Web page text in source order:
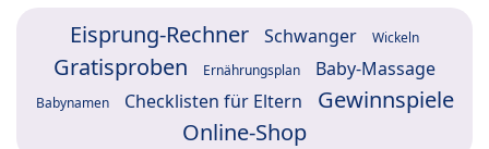
Eisprung-Rechner Schwanger Wickeln
Gratisproben Ernährungsplan Baby-Massage
Babynamen Checklisten für Eltern
Gewinnspiele
Online-Shop